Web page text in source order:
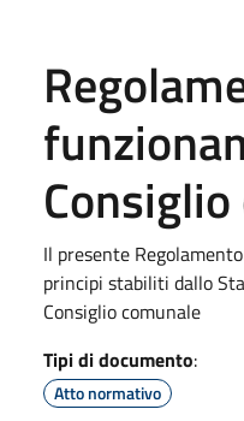
Il presente
principi stabiliti dallo
Consiglio comunale
Tipi di documento:
Atto normativo